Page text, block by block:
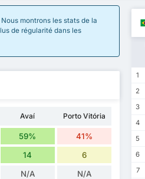
montrons les stats de la
de régularité dans les
Avaí Porto Vitória
59% 41%
14 6
N/A N/A
1
2
3
4
5
6
7